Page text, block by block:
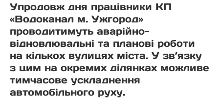
Упродовж дня працівники КП
«Водоканал м. Ужгород»
проводитимуть аварійно-
відновлювальні та планові роботи
на кількох вулицях міста. У зв’язку
з цим на окремих ділянках можливе
тимчасове ускладнення
автомобільного руху.